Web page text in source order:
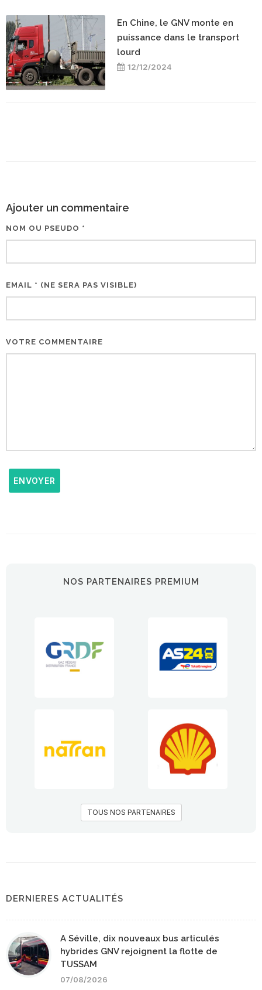
En Chine, le GNV monte en
puissance dans le transport
lourd
12/12/2024
Ajouter un commentaire
NOM OU PSEUDO *
EMAIL * (NE SERA PAS VISIBLE)
VOTRE COMMENTAIRE
ENVOYER
NOS PARTENAIRES PREMIUM
TOUS NOS PARTENAIRES
DERNIERES ACTUALITÉS
A Séville, dix nouveaux bus articulés
hybrides GNV rejoignent la flotte de
TUSSAM
07/08/2026